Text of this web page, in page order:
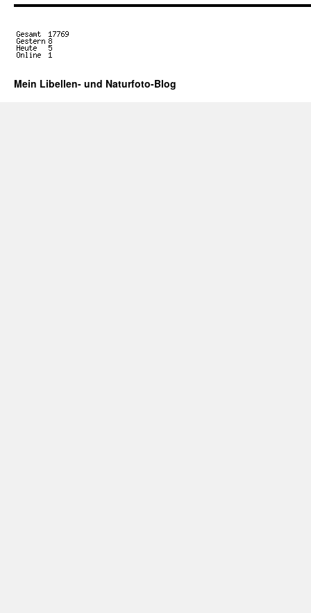
Mein Libellen- und Naturfoto-Blog